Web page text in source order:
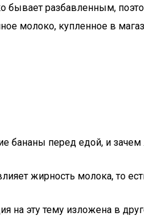
разбавленным,
молоко, купленное в
бананы перед едой, и
жирность молока, то
на эту тему изложена в